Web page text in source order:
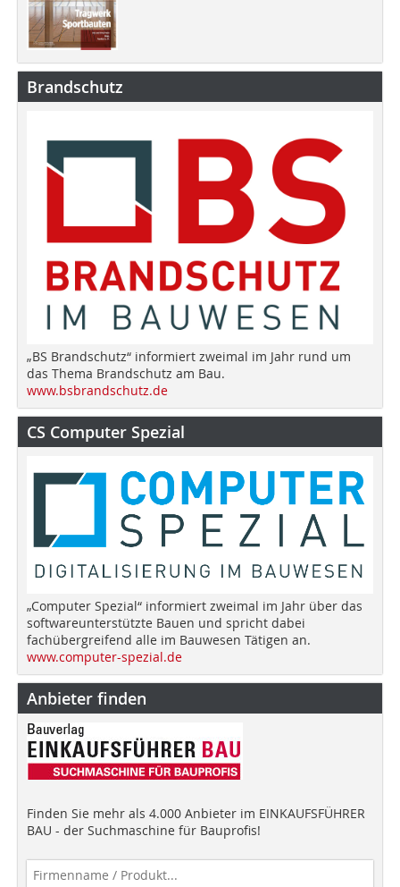
Brandschutz
„BS Brandschutz“ informiert zweimal im Jahr rund um
das Thema Brandschutz am Bau.
www.bsbrandschutz.de
CS Computer Spezial
„Computer Spezial“ informiert zweimal im Jahr über das
softwareunterstützte Bauen und spricht dabei
fachübergreifend alle im Bauwesen Tätigen an.
www.computer-spezial.de
Anbieter finden
Finden Sie mehr als 4.000 Anbieter im EINKAUFSFÜHRER
BAU - der Suchmaschine für Bauprofis!